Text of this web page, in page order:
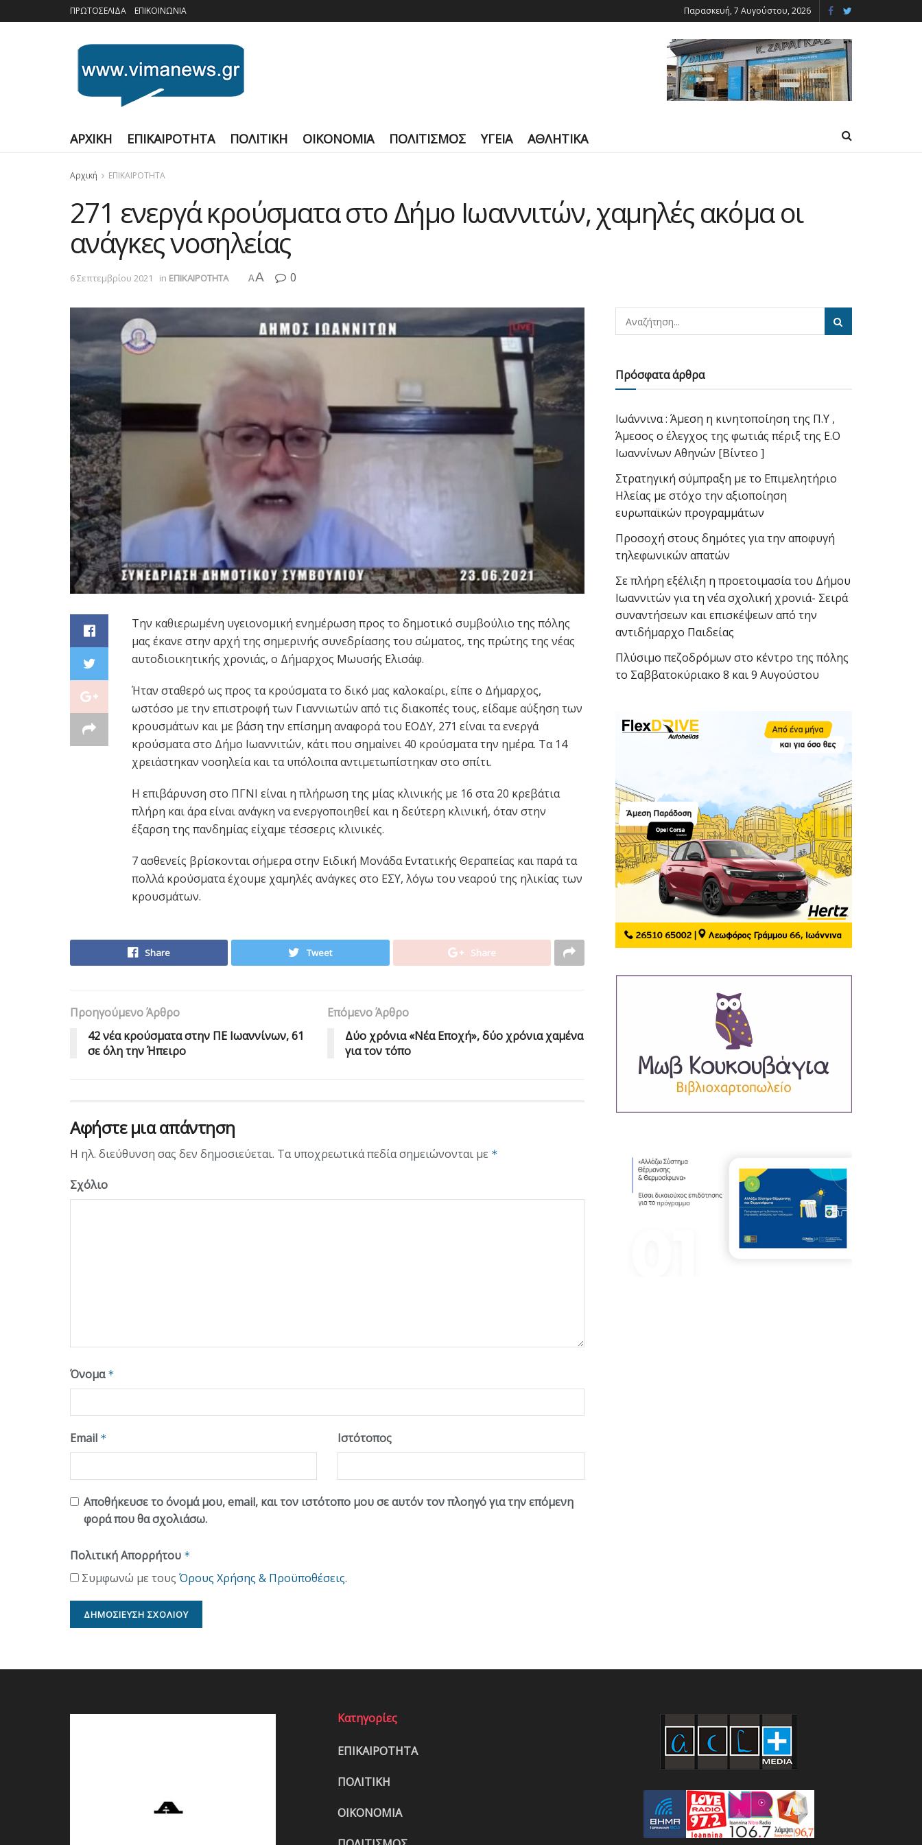
ΠΡΩΤΟΣΕΛΙΔΑ ΕΠΙΚΟΙΝΩΝΙΑ Παρασκευή, 7 Αυγούστου, 2026
ΑΡΧΙΚΗ ΕΠΙΚΑΙΡΟΤΗΤΑ ΠΟΛΙΤΙΚΗ ΟΙΚΟΝΟΜΙΑ ΠΟΛΙΤΙΣΜΟΣ ΥΓΕΙΑ ΑΘΛΗΤΙΚΑ
Αρχική ΕΠΙΚΑΙΡΟΤΗΤΑ
271 ενεργά κρούσματα στο Δήμο Ιωαννιτών, χαμηλές ακόμα οι
ανάγκες νοσηλείας
6 Σεπτεμβρίου 2021 in ΕΠΙΚΑΙΡΟΤΗΤΑ AA 0
Την καθιερωμένη υγειονομική ενημέρωση προς το δημοτικό συμβούλιο της πόλης
μας έκανε στην αρχή της σημερινής συνεδρίασης του σώματος, της πρώτης της νέας
αυτοδιοικητικής χρονιάς, ο Δήμαρχος Μωυσής Ελισάφ.
Ήταν σταθερό ως προς τα κρούσματα το δικό μας καλοκαίρι, είπε ο Δήμαρχος,
ωστόσο με την επιστροφή των Γιαννιωτών από τις διακοπές τους, είδαμε αύξηση των
κρουσμάτων και με βάση την επίσημη αναφορά του ΕΟΔΥ, 271 είναι τα ενεργά
κρούσματα στο Δήμο Ιωαννιτών, κάτι που σημαίνει 40 κρούσματα την ημέρα. Τα 14
χρειάστηκαν νοσηλεία και τα υπόλοιπα αντιμετωπίστηκαν στο σπίτι.
Η επιβάρυνση στο ΠΓΝΙ είναι η πλήρωση της μίας κλινικής με 16 στα 20 κρεβάτια
πλήρη και άρα είναι ανάγκη να ενεργοποιηθεί και η δεύτερη κλινική, όταν στην
έξαρση της πανδημίας είχαμε τέσσερις κλινικές.
7 ασθενείς βρίσκονται σήμερα στην Ειδική Μονάδα Εντατικής Θεραπείας και παρά τα
πολλά κρούσματα έχουμε χαμηλές ανάγκες στο ΕΣΥ, λόγω του νεαρού της ηλικίας των
κρουσμάτων.
Share Tweet Share
Προηγούμενο Άρθρο
42 νέα κρούσματα στην ΠΕ Ιωαννίνων, 61
σε όλη την Ήπειρο
Επόμενο Άρθρο
Δύο χρόνια «Νέα Εποχή», δύο χρόνια χαμένα
για τον τόπο
Αφήστε μια απάντηση
Η ηλ. διεύθυνση σας δεν δημοσιεύεται. Τα υποχρεωτικά πεδία σημειώνονται με *
Σχόλιο
Όνομα *
Email * Ιστότοπος
Αποθήκευσε το όνομά μου, email, και τον ιστότοπο μου σε αυτόν τον πλοηγό για την επόμενη
φορά που θα σχολιάσω.
Πολιτική Απορρήτου *
Συμφωνώ με τους Όρους Χρήσης & Προϋποθέσεις.
Πρόσφατα άρθρα
Ιωάννινα : Άμεση η κινητοποίηση της Π.Υ ,
Άμεσος ο έλεγχος της φωτιάς πέριξ της Ε.Ο
Ιωαννίνων Αθηνών [Βίντεο ]
Στρατηγική σύμπραξη με το Επιμελητήριο
Ηλείας με στόχο την αξιοποίηση
ευρωπαϊκών προγραμμάτων
Προσοχή στους δημότες για την αποφυγή
τηλεφωνικών απατών
Σε πλήρη εξέλιξη η προετοιμασία του Δήμου
Ιωαννιτών για τη νέα σχολική χρονιά- Σειρά
συναντήσεων και επισκέψεων από την
αντιδήμαρχο Παιδείας
Πλύσιμο πεζοδρόμων στο κέντρο της πόλης
το Σαββατοκύριακο 8 και 9 Αυγούστου
Κατηγορίες
ΕΠΙΚΑΙΡΟΤΗΤΑ
ΠΟΛΙΤΙΚΗ
ΟΙΚΟΝΟΜΙΑ